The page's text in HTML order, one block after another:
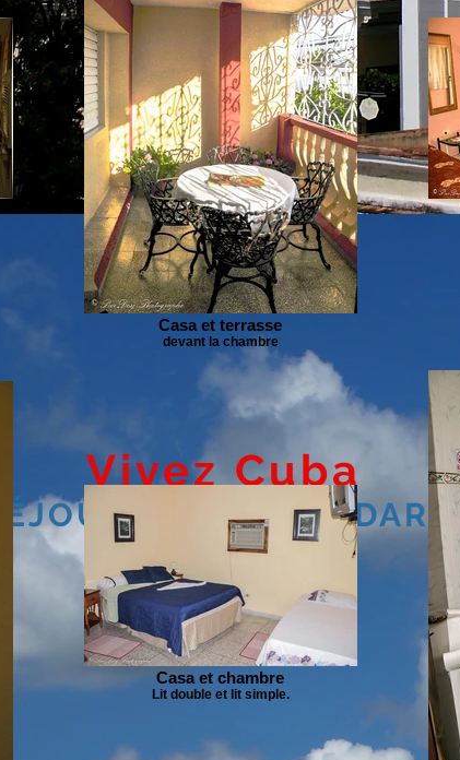
Vivez Cuba
SÉJOUR HORS STANDARD
Casa et terrasse
devant la chambre
Casa et chambre
Lit double et lit simple.